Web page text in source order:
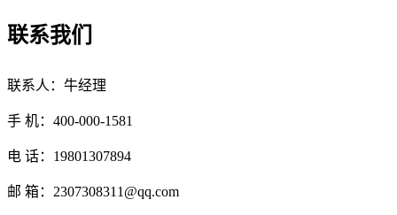
联系我们
联系人：牛经理
手 机：400-000-1581
电 话：19801307894
邮 箱：2307308311@qq.com